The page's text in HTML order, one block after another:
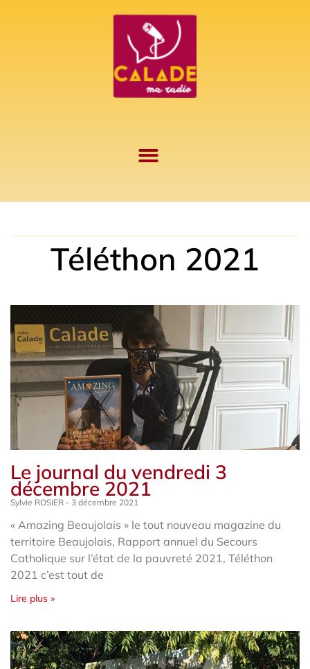
Téléthon 2021
Le journal du vendredi 3
décembre 2021
Sylvie ROSIER 3 décembre 2021
« Amazing Beaujolais » le tout nouveau magazine du
territoire Beaujolais, Rapport annuel du Secours
Catholique sur l’état de la pauvreté 2021, Téléthon
2021 c’est tout de
Lire plus »